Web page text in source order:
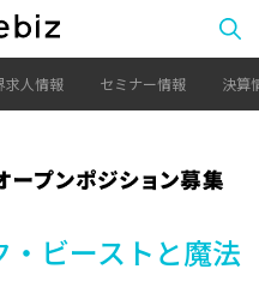
求人情報 セミナー情報 決算
ビーストと魔法